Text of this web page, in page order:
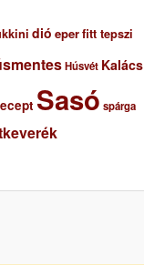
dió eperfitt tepszi
Húsvét Kalács
Sasó spárga